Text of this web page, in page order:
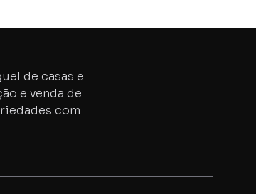
de casas e
e venda de
com